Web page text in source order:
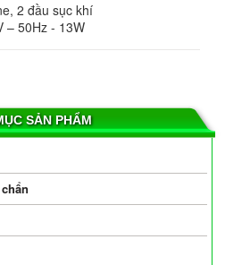
2 đầu sục khí
– 50Hz - 13W
SẢN PHẨM